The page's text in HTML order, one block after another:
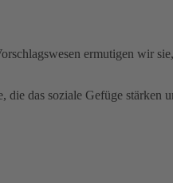
ermutigen wir
das soziale Gefüge stärken